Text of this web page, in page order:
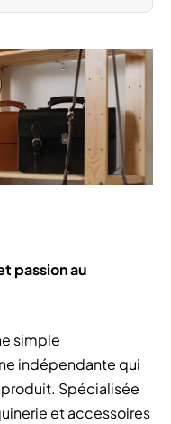
passion au
simple
indépendante qui
Spécialisée
et accessoires